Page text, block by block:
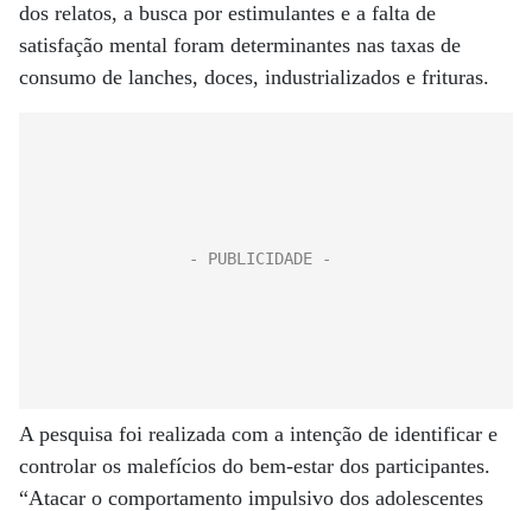
dos relatos, a busca por estimulantes e a falta de
satisfação mental foram determinantes nas taxas de
consumo de lanches, doces, industrializados e frituras.
A pesquisa foi realizada com a intenção de identificar e
controlar os malefícios do bem-estar dos participantes.
“Atacar o comportamento impulsivo dos adolescentes